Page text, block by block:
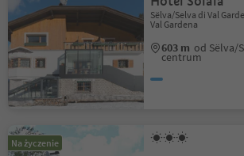
Sëlva/Selva di Val
Val Gardena
603 m od Sëlva/
centrum
Na życzenie